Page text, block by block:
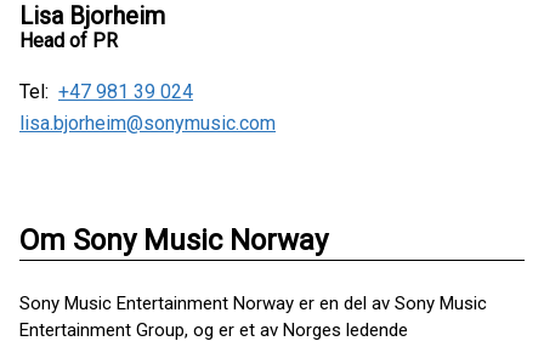
Lisa Bjorheim
Head of PR
Tel: +47 981 39 024
lisa.bjorheim@sonymusic.com
Om Sony Music Norway
Sony Music Entertainment Norway er en del av Sony Music
Entertainment Group, og er et av Norges ledende